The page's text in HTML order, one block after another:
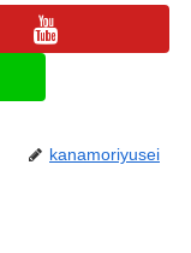
kanamoriyusei